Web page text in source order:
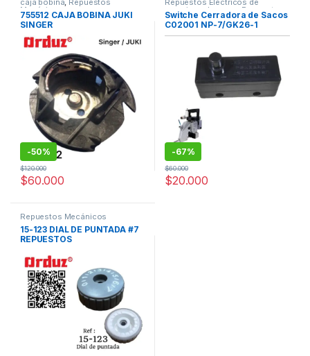
caja bobina, Repuestos
Mecánicos
755512 CAJA BOBINA JUKI
SINGER
-50%
$60.000
$120.000
Repuestos Eléctricos de
maquinas de coser Repuestos y
Accesorios (Cerradora de
Costales)
Switche Cerradora de Sacos
C02001 NP-7/GK26-1
-67%
$20.000
$60.000
Repuestos Mecánicos
15-123 DIAL DE PUNTADA #7
REPUESTOS